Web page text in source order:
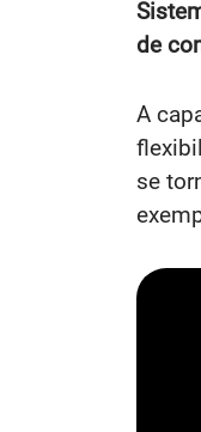
de
A
se